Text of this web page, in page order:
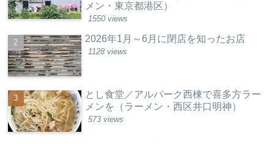
メン・東京都港区）
1550 views
2026年1月～6月に閉店を知ったお店
1128 views
とし食堂／アルパーク西棟で喜多方ラー
メンを（ラーメン・西区井口明神）
573 views